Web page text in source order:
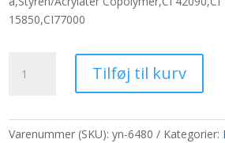
15850,CI77000
Kraniebadebombe
40g
Tilføj til kurv
Varenummer (SKU):yn-6480 Kategorier: